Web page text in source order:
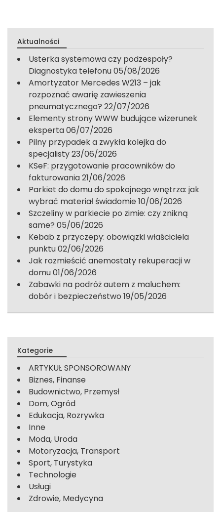
Aktualności
Usterka systemowa czy podzespoły?
Diagnostyka telefonu05/08/2026
Amortyzator Mercedes W213 – jak
rozpoznać awarię zawieszenia
pneumatycznego? 22/07/2026
Elementy strony WWW budujące wizerunek
eksperta06/07/2026
Pilny przypadek a zwykła kolejka do
specjalisty23/06/2026
KSeF: przygotowanie pracowników do
fakturowania21/06/2026
Parkiet do domu do spokojnego wnętrza: jak
wybrać materiał świadomie 10/06/2026
Szczeliny w parkiecie po zimie: czy znikną
same? 05/06/2026
Kebab z przyczepy: obowiązki właściciela
punktu02/06/2026
Jak rozmieścić anemostaty rekuperacji w
domu01/06/2026
Zabawki na podróż autem z maluchem:
dobór i bezpieczeństwo 19/05/2026
Kategorie
ARTYKUŁ SPONSOROWANY
Biznes, Finanse
Budownictwo, Przemysł
Dom, Ogród
Edukacja, Rozrywka
Inne
Moda, Uroda
Motoryzacja, Transport
Sport, Turystyka
Technologie
Usługi
Zdrowie, Medycyna